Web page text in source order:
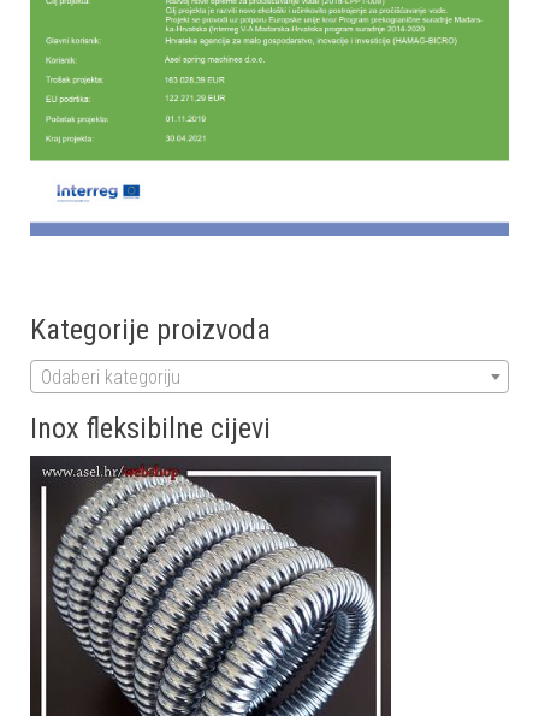
Kategorije proizvoda
Odaberi kategoriju
Inox fleksibilne cijevi